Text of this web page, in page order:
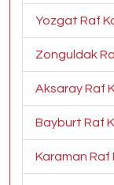
Yozgat Raf
Zonguldak
Aksaray Raf
Bayburt Raf
Karaman Raf